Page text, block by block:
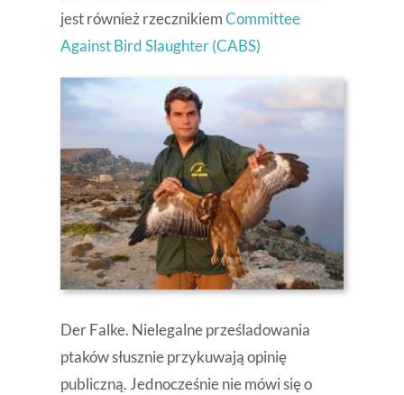
jest również rzecznikiemCommittee
Against Bird Slaughter (CABS)
Der Falke. Nielegalne prześladowania
ptaków słusznie przykuwają opinię
publiczną. Jednocześnie nie mówi się o